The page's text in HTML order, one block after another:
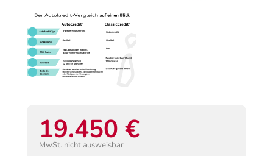
19.450 €
MwSt. nicht ausweisbar